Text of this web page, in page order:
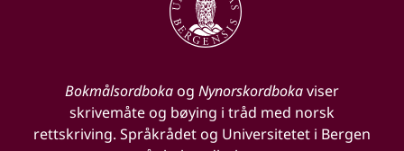
Bokmålsordbokaog Nynorskordbokaviser
skrivemåte og bøying i tråd med norsk
rettskriving. Språkrådet og Universitetet i Bergen